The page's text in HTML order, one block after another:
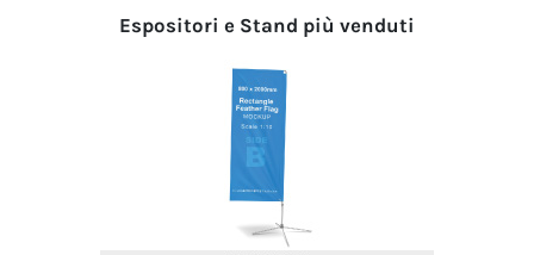
Espositori e Stand più venduti